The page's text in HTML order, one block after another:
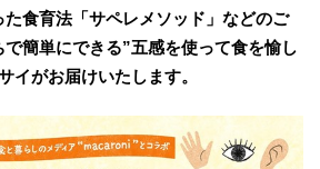
食育法「サペレメソッド」などのご
簡単にできる”五感を使って食を愉し
イがお届けいたします。